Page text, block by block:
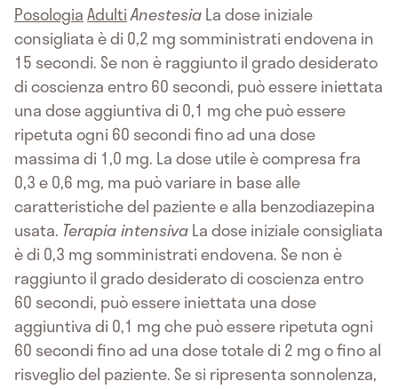
PosologiaAdultiAnestesiaLa dose iniziale
consigliata è di 0,2 mg somministrati endovena in
15 secondi. Se non è raggiunto il grado desiderato
di coscienza entro 60 secondi, può essere iniettata
una dose aggiuntiva di 0,1 mg che può essere
ripetuta ogni 60 secondi fino ad una dose
massima di 1,0 mg. La dose utile è compresa fra
0,3 e 0,6 mg, ma può variare in base alle
caratteristiche del paziente e alla benzodiazepina
usata. Terapia intensivaLa dose iniziale consigliata
è di 0,3 mg somministrati endovena. Se non è
raggiunto il grado desiderato di coscienza entro
60 secondi, può essere iniettata una dose
aggiuntiva di 0,1 mg che può essere ripetuta ogni
60 secondi fino ad una dose totale di 2 mg o fino al
risveglio del paziente. Se si ripresenta sonnolenza,